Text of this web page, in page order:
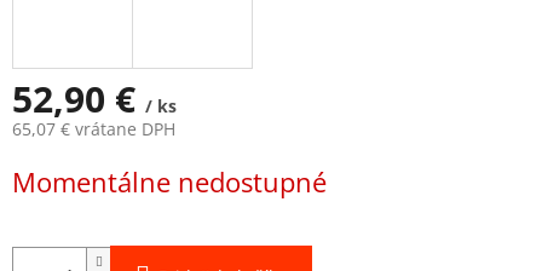
52,90 € / ks
65,07 € vrátane DPH
cena:
Momentálne nedostupné